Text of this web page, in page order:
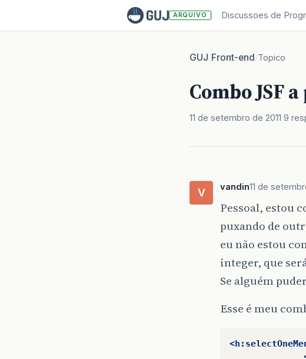
ARQUIVO Discussoes de
GUJ/Front-end/Topico
Combo JSF
11 de setembro de 2011 9
V vandin11 de
Pessoal, estou
puxando de
eu não estou
integer, que
Se alguém
Esse é meu